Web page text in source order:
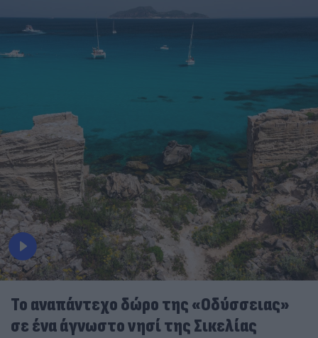
To αναπάντεχο δώρο της «Οδύσσειας»
σε ένα άγνωστο νησί της Σικελίας